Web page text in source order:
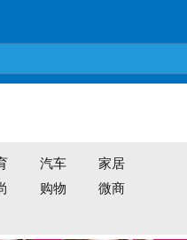
汽车
家居
购物
微商